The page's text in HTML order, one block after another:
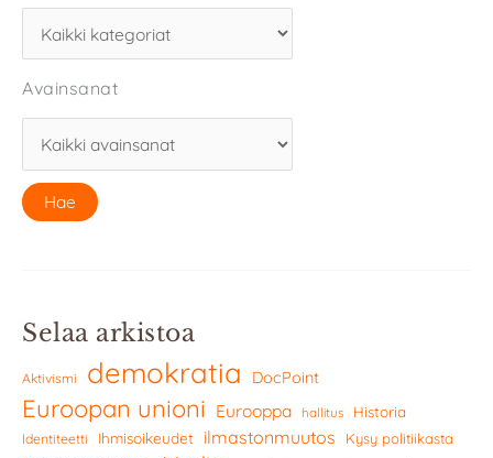
Avainsanat
Selaa arkistoa
Aktivismi demokratia DocPoint
Euroopan unioni Eurooppa hallitus Historia
Identiteetti Ihmisoikeudet ilmastonmuutos Kysy politiikasta